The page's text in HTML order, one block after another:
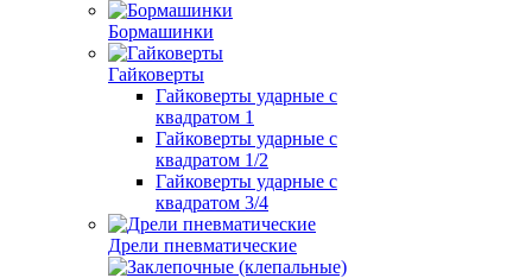
Бормашинки
Гайковерты
Гайковерты ударные с
квадратом 1
Гайковерты ударные с
квадратом 1/2
Гайковерты ударные с
квадратом 3/4
Дрели пневматические